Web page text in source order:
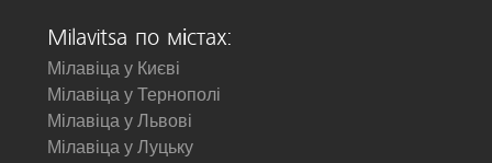
Milavitsa по містах:
Мілавіца у Києві
Мілавіца у Тернополі
Мілавіца у Львові
Мілавіца у Луцьку